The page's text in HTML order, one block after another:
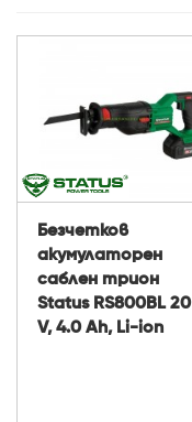
Безчетков
акумулаторен
саблен трион
Status RS800BL 20
V, 4.0 Ah, Li-ion